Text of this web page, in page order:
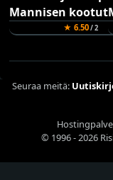
★ 6.50/ 2
Seuraa meitä:
© 1996 - 2026